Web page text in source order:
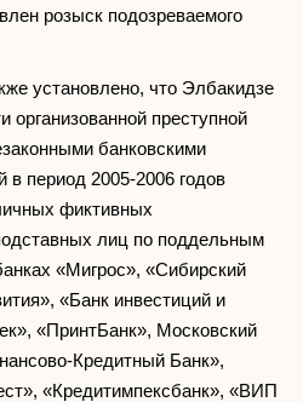
розыск подозреваемого
установлено, что Элбакидзе
организованной преступной
банковскими
период 2005-2006 годов
фиктивных
лиц по поддельным
«Мигрос», «Сибирский
«Банк инвестиций и
«ПринтБанк», Московский
Кредитный Банк»,
«Кредитимпексбанк», «ВИП